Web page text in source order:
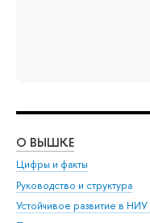
О ВЫШКЕ
Цифры и факты
Руководство и структура
Устойчивое развитие в